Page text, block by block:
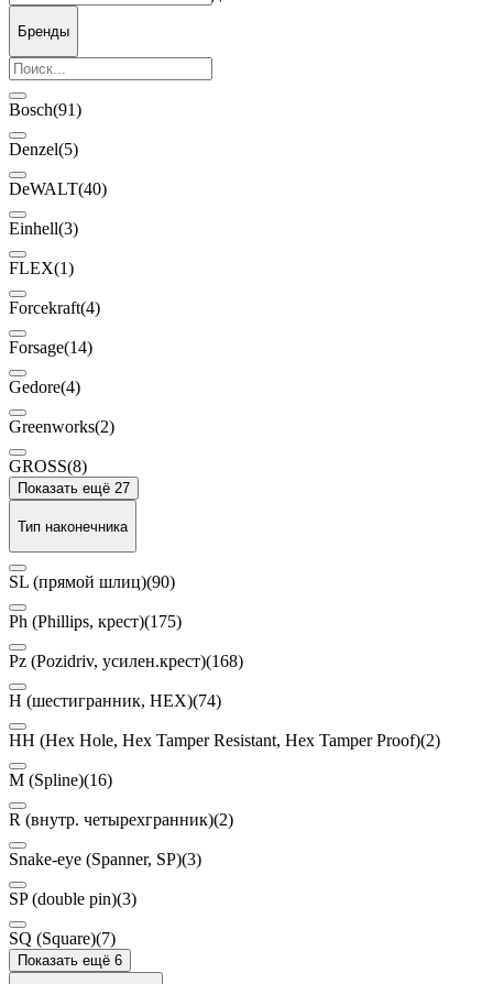
Бренды
Bosch(91)
Denzel(5)
DeWALT(40)
Einhell(3)
FLEX(1)
Forcekraft(4)
Forsage(14)
Gedore(4)
Greenworks(2)
GROSS(8)
Показать ещё 27
Тип наконечника
SL (прямой шлиц)(90)
Ph (Phillips, крест)(175)
Pz (Pozidriv, усилен.крест)(168)
H (шестигранник, HEX)(74)
HH (Hex Hole, Hex Tamper Resistant, Hex Tamper Proof)(2)
M (Spline)(16)
R (внутр. четырехгранник)(2)
Snake-eye (Spanner, SP)(3)
SP (double pin)(3)
SQ (Square)(7)
Показать ещё 6